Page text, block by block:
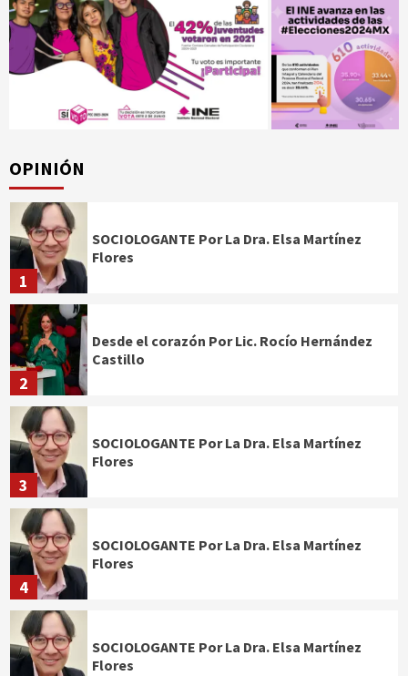
OPINIÓN
1
SOCIOLOGANTE Por La Dra. Elsa Martínez
Flores
2
Desde el corazón Por Lic. Rocío Hernández
Castillo
3
SOCIOLOGANTE Por La Dra. Elsa Martínez
Flores
4
SOCIOLOGANTE Por La Dra. Elsa Martínez
Flores
SOCIOLOGANTE Por La Dra. Elsa Martínez
Flores